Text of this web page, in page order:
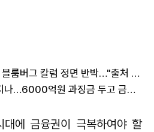
금융위, '韓 투자부적합' 블룸버그 칼럼 정면 반박…"출처 불명 통계 인용"
홍콩 ELS 제재 또 미뤄지나…6000억원 과징금 두고 금융위 고심
에 금융권이 극복하여야 할